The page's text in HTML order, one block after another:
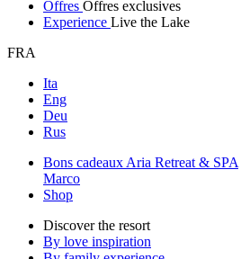
Offres Offres exclusives
Experience Live the Lake
FRA
Ita
Eng
Deu
Rus
Bons cadeaux Aria Retreat & SPA
Marco
Shop
Discover the resort
By love inspiration